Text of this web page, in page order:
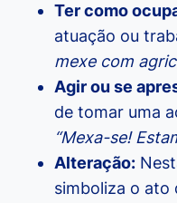
Ter como
atuação ou
mexe com
Agir ou se
de tomar uma
“Mexa-se!
Alteração:
simboliza o ato